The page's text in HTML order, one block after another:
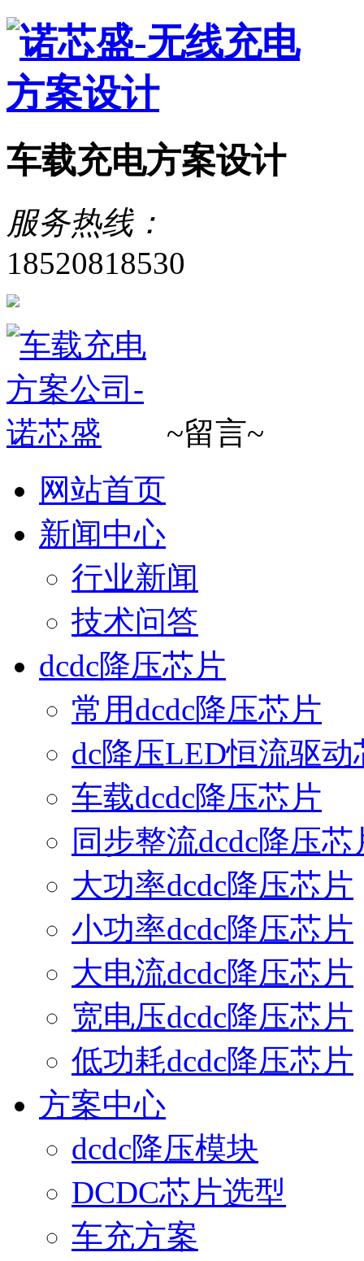
车载充电方案设计
服务热线：
18520818530
~留言~
网站首页
新闻中心
行业新闻
技术问答
dcdc降压芯片
常用dcdc降压芯片
dc降压LED恒流驱动
车载dcdc降压芯片
同步整流dcdc降压芯
大功率dcdc降压芯片
小功率dcdc降压芯片
大电流dcdc降压芯片
宽电压dcdc降压芯片
低功耗dcdc降压芯片
方案中心
dcdc降压模块
DCDC芯片选型
车充方案